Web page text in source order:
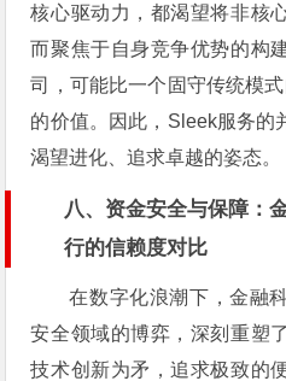
核心驱动力，都渴望将非核
而聚焦于自身竞争优势的构
司，可能比一个固守传统模
的价值。因此，Sleek服务的
渴望进化、追求卓越的姿态。
八、资金安全与保障：
行的信赖度对比
在数字化浪潮下，金融
安全领域的博弈，深刻重塑
技术创新为矛，追求极致的